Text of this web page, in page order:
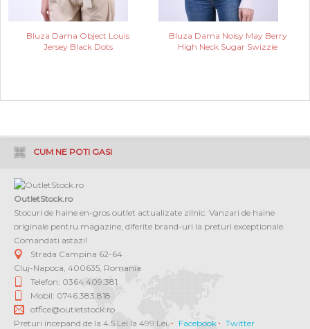
Bluza Dama Object Louis
Jersey Black Dots
Bluza Dama Noisy May Berry
High Neck Sugar Swizzie
CUM NE POTI GASI
OutletStock.ro
Stocuri de haine en-gros outlet actualizate zilnic. Vanzari de haine
originale pentru magazine, diferite brand-uri la preturi exceptionale.
Comandati astazi!
Strada Campina 62-64
Cluj-Napoca 400635 Romania
Telefon: 0364 409.381
Mobil: 0746.383.818
office@outletstock.ro
Preturi incepand de la 4.5 Lei la 499 Lei.
Facebook
Twitter